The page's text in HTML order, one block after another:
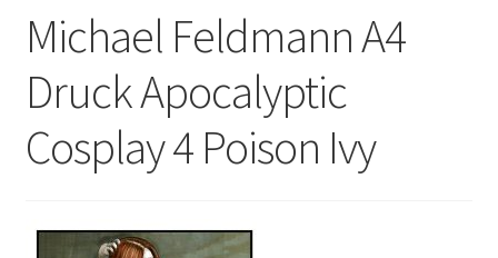
Michael Feldmann A4
Druck Apocalyptic
Cosplay 4 Poison Ivy